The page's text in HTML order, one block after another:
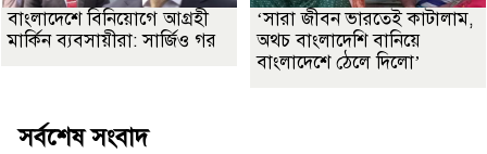
বাংলাদেশে বিনিয়োগে আগ্রহী
মার্কিন ব্যবসায়ীরা: সার্জিও গর
‘সারা জীবন ভারতেই কাটালাম,
অথচ বাংলাদেশি বানিয়ে
বাংলাদেশে ঠেলে দিলো’
সর্বশেষ সংবাদ